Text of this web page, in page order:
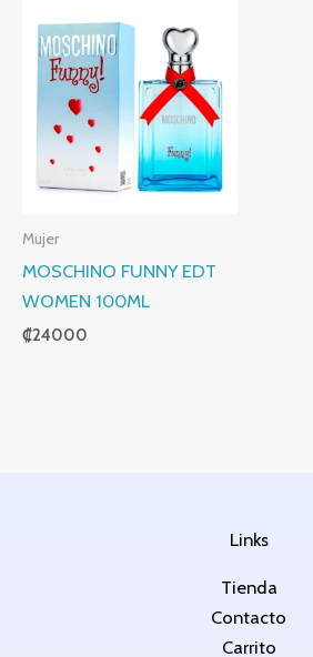
Mujer
MOSCHINO FUNNY EDT
WOMEN 100ML
₡24000
Links
Tienda
Contacto
Carrito